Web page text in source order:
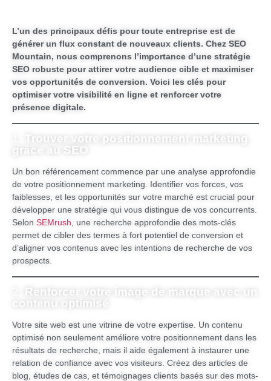
L’un des principaux défis pour toute entreprise est de
générer un flux constant de nouveaux clients. Chez SEO
Mountain, nous comprenons l’importance d’une stratégie
SEO robuste pour attirer votre audience cible et maximiser
vos opportunités de conversion. Voici les clés pour
optimiser votre visibilité en ligne et renforcer votre
présence digitale.
Trouver votre positionnement marketing
grâce au SEO
Un bon référencement commence par une analyse approfondie
de votre positionnement marketing. Identifier vos forces, vos
faiblesses, et les opportunités sur votre marché est crucial pour
développer une stratégie qui vous distingue de vos concurrents.
Selon SEMrush , une recherche approfondie des mots-clés
permet de cibler des termes à fort potentiel de conversion et
d’aligner vos contenus avec les intentions de recherche de vos
prospects.
Renforcer votre image de marque avec un
contenu optimisé
Votre site web est une vitrine de votre expertise. Un contenu
optimisé non seulement améliore votre positionnement dans les
résultats de recherche, mais il aide également à instaurer une
relation de confiance avec vos visiteurs. Créez des articles de
blog, études de cas, et témoignages clients basés sur des mots-